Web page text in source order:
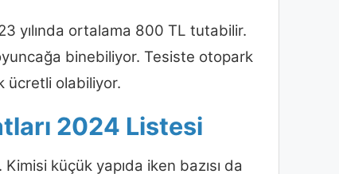
yılında ortalama 800 TL tutabilir.
binebiliyor. Tesiste otopark
ücretli olabiliyor.
2024 Listesi
küçük yapıda iken bazısı da